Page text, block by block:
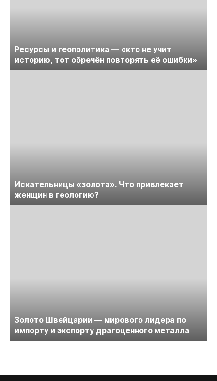
Ресурсы и геополитика — «кто не учит
историю, тот обречён повторять её ошибки»
Искательницы «золота». Что привлекает
женщин в геологию?
Золото Швейцарии — мирового лидера по
импорту и экспорту драгоценного металла